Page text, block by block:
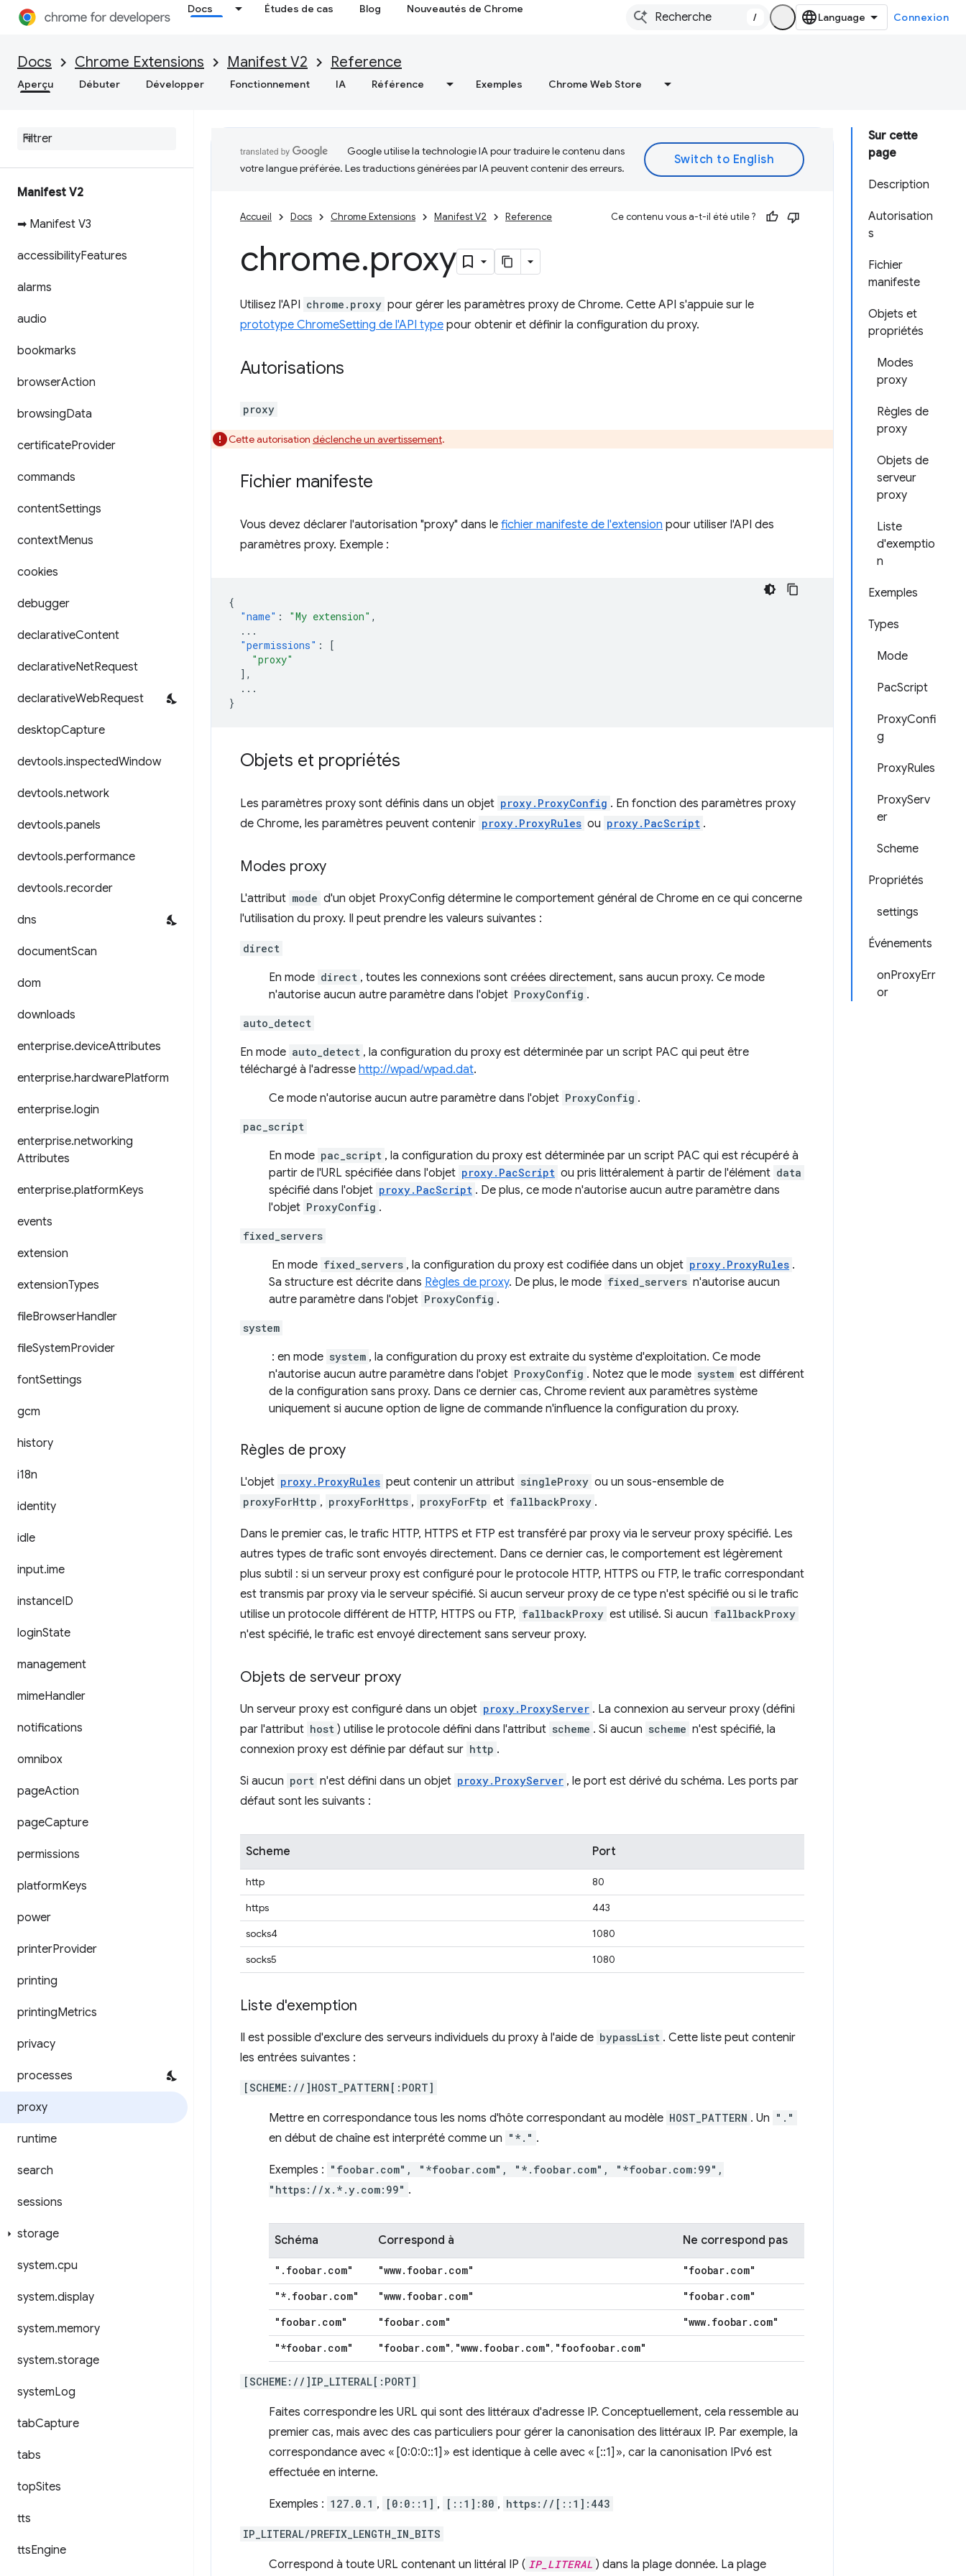
Docs Études de cas Blog Nouveautés de Chrome
/ Connexion
Docs Chrome Extensions Manifest V2 Reference
Aperçu Débuter Développer Fonctionnement IA Référence Exemples Chrome Web Store
Manifest V2
➡ Manifest V3
accessibilityFeatures
alarms
audio
bookmarks
browserAction
browsingData
certificateProvider
commands
contentSettings
contextMenus
cookies
debugger
declarativeContent
declarativeNetRequest
declarativeWebRequest
desktopCapture
devtools.inspectedWindow
devtools.network
devtools.panels
devtools.performance
devtools.recorder
dns
documentScan
dom
downloads
enterprise.deviceAttributes
enterprise.hardwarePlatform
enterprise.login
enterprise.networking
Attributes
enterprise.platformKeys
events
extension
extensionTypes
fileBrowserHandler
fileSystemProvider
fontSettings
gcm
history
i18n
identity
idle
input.ime
instanceID
loginState
management
mimeHandler
notifications
omnibox
pageAction
pageCapture
permissions
platformKeys
power
printerProvider
printing
printingMetrics
privacy
processes
proxy
runtime
search
sessions
storage
system.cpu
system.display
system.memory
system.storage
systemLog
tabCapture
tabs
topSites
tts
ttsEngine
Sur cette
page
Description
Autorisation
s
Fichier
manifeste
Objets et
propriétés
Modes
proxy
Règles de
proxy
Objets de
serveur
proxy
Liste
d'exemptio
n
Exemples
Types
Mode
PacScript
ProxyConfi
g
ProxyRules
ProxyServ
er
Scheme
Propriétés
settings
Événements
onProxyErr
or
Google utilise la technologie IA pour traduire le contenu dans
votre langue préférée. Les traductions générées par IA peuvent contenir des erreurs.
Accueil Docs Chrome Extensions Manifest V2 Reference Ce contenu vous a-t-il été utile ?
chrome.proxy
Utilisez l'API chrome.proxy pour gérer les paramètres proxy de Chrome. Cette API s'appuie sur le
prototype ChromeSetting de l'API type pour obtenir et définir la configuration du proxy.
Autorisations
proxy
Cette autorisation déclenche un avertissement.
Fichier manifeste
Vous devez déclarer l'autorisation "proxy" dans le fichier manifeste de l'extension pour utiliser l'API des
paramètres proxy. Exemple :
{
"name" : "My extension" ,
...
"permissions" :
[
"proxy"
],
...
}
Objets et propriétés
Les paramètres proxy sont définis dans un objet proxy.ProxyConfig . En fonction des paramètres proxy
de Chrome, les paramètres peuvent contenir proxy.ProxyRules ou proxy.PacScript .
Modes proxy
L'attribut mode d'un objet ProxyConfig détermine le comportement général de Chrome en ce qui concerne
l'utilisation du proxy. Il peut prendre les valeurs suivantes :
direct
En mode direct , toutes les connexions sont créées directement, sans aucun proxy. Ce mode
n'autorise aucun autre paramètre dans l'objet ProxyConfig .
auto_detect
En mode auto_detect , la configuration du proxy est déterminée par un script PAC qui peut être
téléchargé à l'adresse http://wpad/wpad.dat.
Ce mode n'autorise aucun autre paramètre dans l'objet ProxyConfig .
pac_script
En mode pac_script , la configuration du proxy est déterminée par un script PAC qui est récupéré à
partir de l'URL spécifiée dans l'objet proxy.PacScript ou pris littéralement à partir de l'élément data
spécifié dans l'objet proxy.PacScript . De plus, ce mode n'autorise aucun autre paramètre dans
l'objet ProxyConfig .
fixed_servers
En mode fixed_servers , la configuration du proxy est codifiée dans un objet proxy.ProxyRules .
Sa structure est décrite dans Règles de proxy. De plus, le mode fixed_servers n'autorise aucun
autre paramètre dans l'objet ProxyConfig .
system
: en mode system , la configuration du proxy est extraite du système d'exploitation. Ce mode
n'autorise aucun autre paramètre dans l'objet ProxyConfig . Notez que le mode system est différent
de la configuration sans proxy. Dans ce dernier cas, Chrome revient aux paramètres système
uniquement si aucune option de ligne de commande n'influence la configuration du proxy.
Règles de proxy
L'objet proxy.ProxyRules peut contenir un attribut singleProxy ou un sous-ensemble de
proxyForHttp , proxyForHttps , proxyForFtp et fallbackProxy .
Dans le premier cas, le trafic HTTP, HTTPS et FTP est transféré par proxy via le serveur proxy spécifié. Les
autres types de trafic sont envoyés directement. Dans ce dernier cas, le comportement est légèrement
plus subtil : si un serveur proxy est configuré pour le protocole HTTP, HTTPS ou FTP, le trafic correspondant
est transmis par proxy via le serveur spécifié. Si aucun serveur proxy de ce type n'est spécifié ou si le trafic
utilise un protocole différent de HTTP, HTTPS ou FTP, fallbackProxy est utilisé. Si aucun fallbackProxy
n'est spécifié, le trafic est envoyé directement sans serveur proxy.
Objets de serveur proxy
Un serveur proxy est configuré dans un objet proxy.ProxyServer . La connexion au serveur proxy (défini
par l'attribut host ) utilise le protocole défini dans l'attribut scheme . Si aucun scheme n'est spécifié, la
connexion proxy est définie par défaut sur http .
Si aucun port n'est défini dans un objet proxy.ProxyServer , le port est dérivé du schéma. Les ports par
défaut sont les suivants :
Scheme Port
http
80
https
443
socks4
1080
socks5
1080
Liste d'exemption
Il est possible d'exclure des serveurs individuels du proxy à l'aide de bypassList . Cette liste peut contenir
les entrées suivantes :
[SCHEME://]HOST_PATTERN[:PORT]
Mettre en correspondance tous les noms d'hôte correspondant au modèle HOST_PATTERN . Un "."
en début de chaîne est interprété comme un "*." .
Exemples : "foobar.com", "*foobar.com", "*.foobar.com", "*foobar.com:99",
"https://x.*.y.com:99" .
Schéma Correspond à Ne correspond pas
" . foobar. com" "www. foobar. com" "foobar. com"
"*. foobar. com" "www. foobar. com" "foobar. com"
"foobar. com" "foobar. com" "www. foobar. com"
"*foobar. com" "foobar. com", "www. foobar. com", "foofoobar. com"
[SCHEME://]IP_LITERAL[:PORT]
Faites correspondre les URL qui sont des littéraux d'adresse IP. Conceptuellement, cela ressemble au
premier cas, mais avec des cas particuliers pour gérer la canonisation des littéraux IP. Par exemple, la
correspondance avec « [0:0:0::1] » est identique à celle avec « [::1] », car la canonisation IPv6 est
effectuée en interne.
Exemples : 127.0.1 , [0:0::1] , [::1]:80 , https://[::1]:443
IP_LITERAL/PREFIX_LENGTH_IN_BITS
Correspond à toute URL contenant un littéral IP ( IP_LITERAL ) dans la plage donnée. La plage